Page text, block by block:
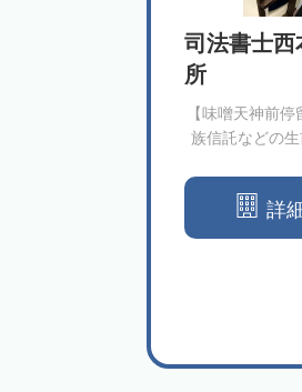
司法書士西
所
【味噌天神前
族信託などの生
詳